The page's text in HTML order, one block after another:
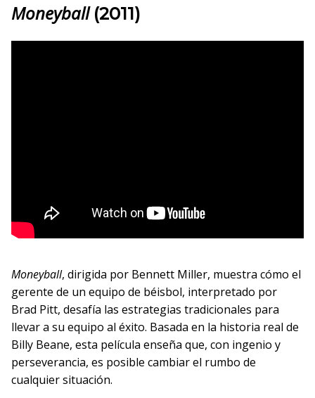
Moneyball(2011)
Moneyball, dirigida por Bennett Miller, muestra cómo el
gerente de un equipo de béisbol, interpretado por
Brad Pitt, desafía las estrategias tradicionales para
llevar a su equipo al éxito. Basada en la historia real de
Billy Beane, esta película enseña que, con ingenio y
perseverancia, es posible cambiar el rumbo de
cualquier situación.